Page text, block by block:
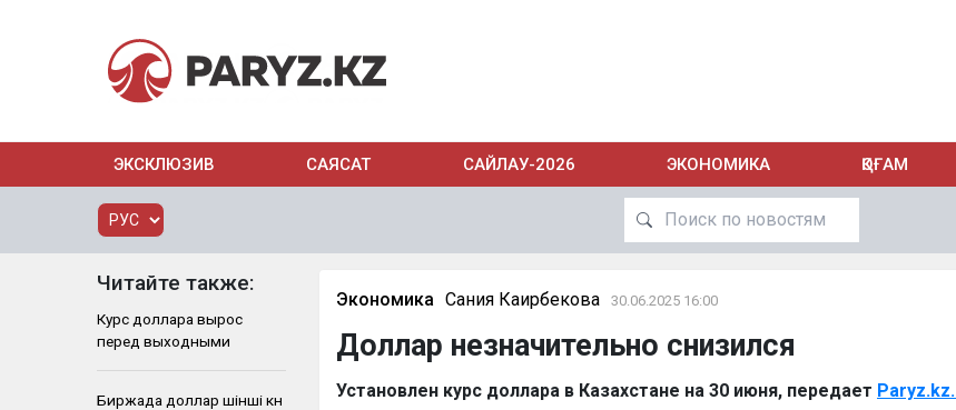
ЭКСКЛЮЗИВ САЯСАТ САЙЛАУ-2026 ЭКОНОМИКА ҚОҒАМ
Читайте также:
Курс доллара вырос
перед выходными
Биржада доллар үшінші күн
Экономика Сания Каирбекова 30.06.2025 16:00
Доллар незначительно снизился
Установлен курс доллара в Казахстане на 30 июня, передает Paryz.kz.